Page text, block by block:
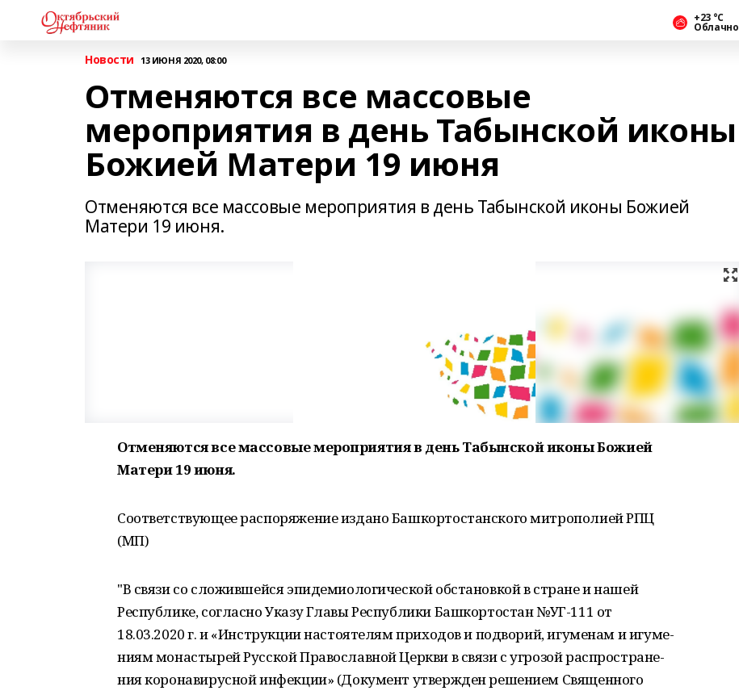
+23 °С
Облачно
Новости 13 ИЮНЯ 2020, 08:00
Отменяются все массовые
мероприятия в день Табынской иконы
Божией Матери 19 июня
Отменяются все массовые мероприятия в день Табынской иконы Божией
Матери 19 июня.
Отменяются все массовые мероприятия в день Табынской иконы Божией
Матери 19 июня.
Соответствующее распоряжение издано Башкортостанского митрополией РПЦ
(МП)
"В связи со сложившейся эпидемиологической обстановкой в стране и нашей
Республике, согласно Указу Главы Республики Башкортостан №УГ-111 от
18.03.2020 г. и «Инструкции настоятелям приходов и подворий, игуменам и игуме-
ниям монастырей Русской Православной Церкви в связи с угрозой распростране­
ния коронавирусной инфекции» (Документ утвержден решением Священного